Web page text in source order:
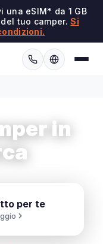
una eSIM* da 1 GB
tuo camper.Si
in
per te